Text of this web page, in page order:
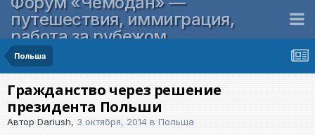
путешествия, иммиграция,
работа за рубежом
Польша
Гражданство через решение
президента Польши
Автор Dariush, 3 октября, 2014 в Польша